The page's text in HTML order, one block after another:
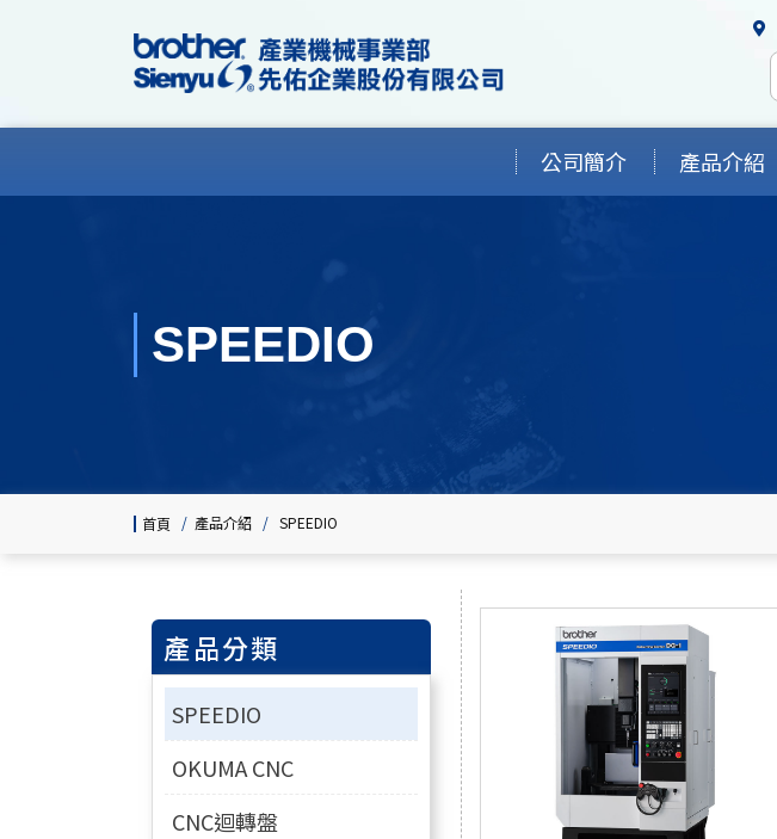
公司簡介 產品介紹
SPEEDIO
首頁 / 產品介紹 / SPEEDIO
產品分類
SPEEDIO
OKUMA CNC
CNC迴轉盤